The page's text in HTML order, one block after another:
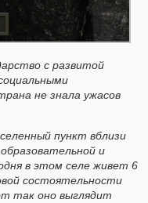
с развитой
не знала ужасов
пункт вблизи
и
в этом селе живет 6
состоятельности
так оно выглядит